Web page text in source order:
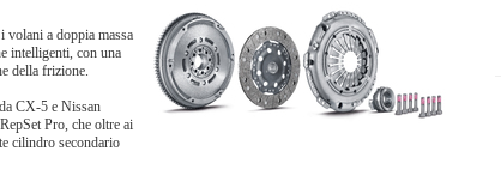
a doppia massa
intelligenti, con una
della frizione.
CX-5 e Nissan
Pro, che oltre ai
cilindro secondario